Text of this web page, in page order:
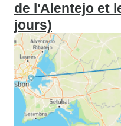
de l'Alentejo et
jours)